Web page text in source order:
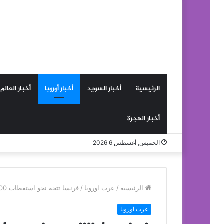
الرئيسية أخبار السويد أخبار أوروبا أخبار العالم
أخبار الهجرة
الخميس, أغسطس 6 2026
الرئيسية / عرب اوروبا / فرنسا تتجه نحو استقطاب 800 ألف عامل مغربي موسمي في المجال الزراعي
عرب اوروبا